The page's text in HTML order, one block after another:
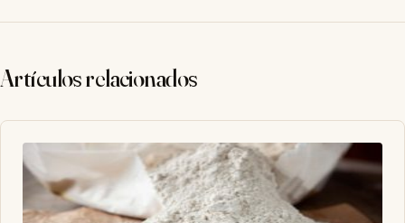
Artículos relacionados